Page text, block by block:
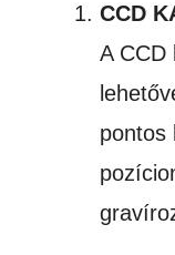
CCD
A CCD
pontos